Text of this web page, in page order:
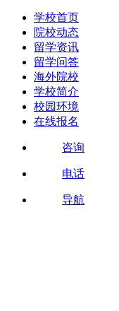
学校首页
院校动态
留学资讯
留学问答
海外院校
学校简介
校园环境
在线报名
咨询
电话
导航